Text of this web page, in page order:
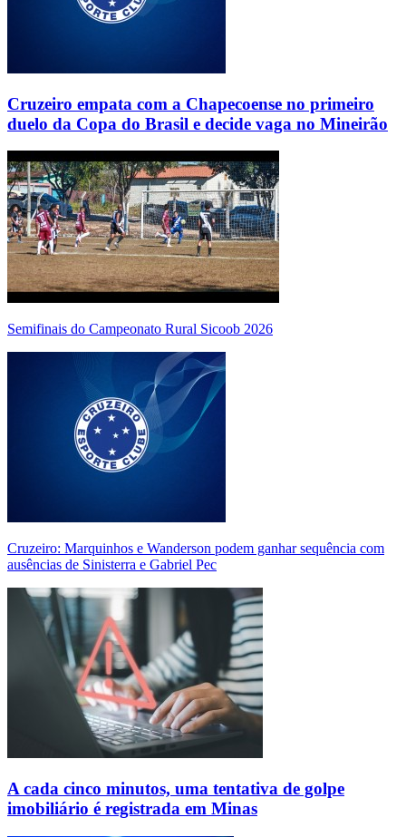
Cruzeiro empata com a Chapecoense no primeiro
duelo da Copa do Brasil e decide vaga no Mineirão
Semifinais do Campeonato Rural Sicoob 2026
Cruzeiro: Marquinhos e Wanderson podem ganhar sequência com
ausências de Sinisterra e Gabriel Pec
A cada cinco minutos, uma tentativa de golpe
imobiliário é registrada em Minas